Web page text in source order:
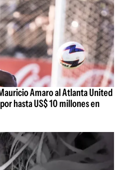
Amaro al Atlanta United
hasta US$ 10 millones en